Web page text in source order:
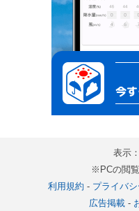
表示：
※PCの閲
利用規約 - プライバ
広告掲載-